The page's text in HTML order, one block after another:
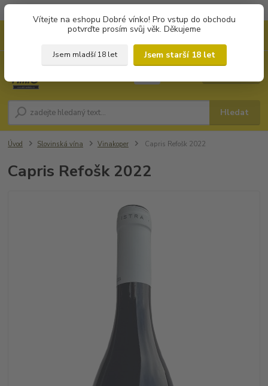
Vítejte na eshopu Dobré vínko! Pro vstup do obchodu
potvrďte prosím svůj věk. Děkujeme
Jsem mladší 18 let
Jsem starší 18 let
Hledat
Úvod Slovinská vína Vinakoper Capris Refošk 2022
Capris Refošk 2022